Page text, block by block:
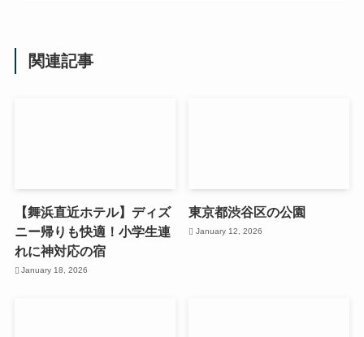
関連記事
【舞浜直近ホテル】ディズ
ニー帰りも快適！小学生連
れに神対応の宿
January 18, 2026
東京都渋谷区の公園
January 12, 2026